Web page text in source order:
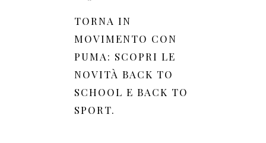
TORNA IN
MOVIMENTO CON
PUMA: SCOPRI LE
NOVITÀ BACK TO
SCHOOL E BACK TO
SPORT.